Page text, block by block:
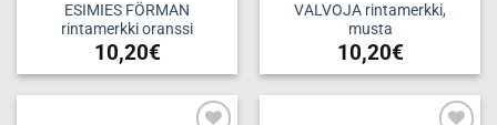
ESIMIES FÖRMAN
rintamerkki oranssi
10,20€
VALVOJA rintamerkki,
musta
10,20€